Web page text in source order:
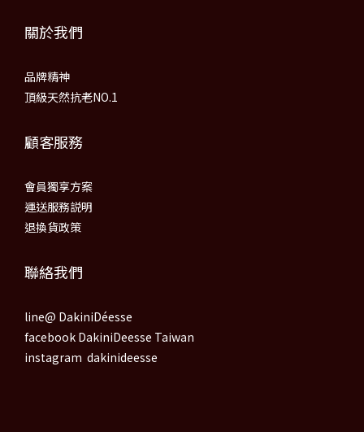
關於我們
品牌精神
頂級天然抗老NO.1
顧客服務
會員獨享方案
運送服務説明
退換貨政策
聯絡我們
line@ DakiniDéesse
facebook DakiniDeesse Taiwan
instagram dakinideesse